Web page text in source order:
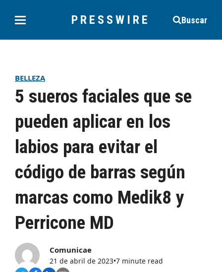
PRESSWIRE Buscar
BELLEZA
5 sueros faciales que se
pueden aplicar en los
labios para evitar el
código de barras según
marcas como Medik8 y
Perricone MD
Comunicae
21 de abril de 2023•7 minute read